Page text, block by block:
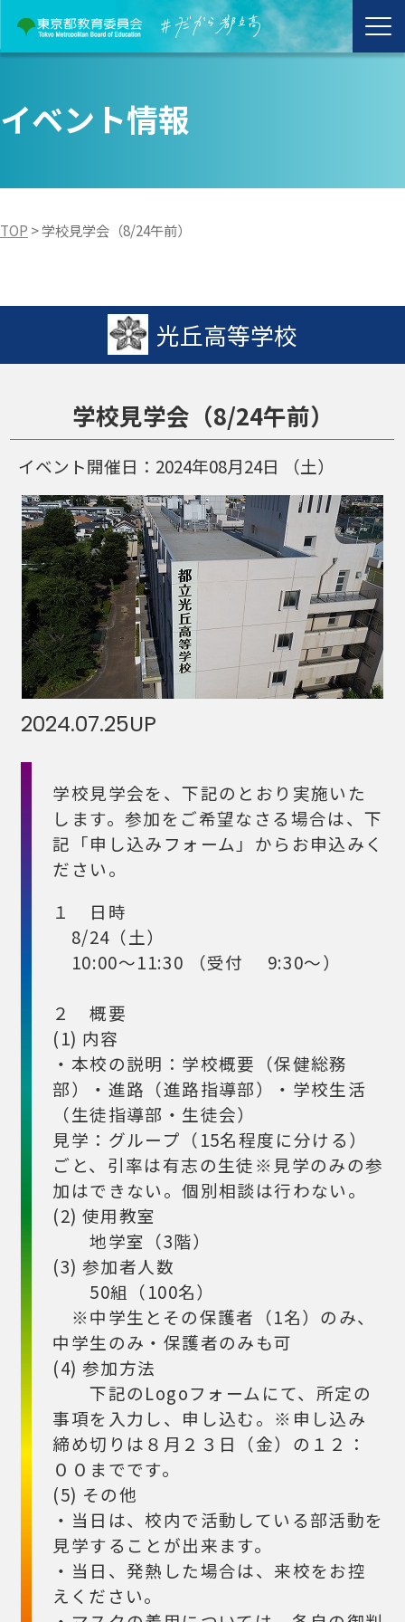
イベント情報
TOP >学校見学会（8/24午前）
光丘高等学校
学校見学会（8/24午前）
イベント開催日： 2024年08月24日 （土）
2024.07.25UP
学校見学会を、下記のとおり実施いた
します。参加をご希望なさる場合は、下
記「申し込みフォーム」からお申込みく
ださい。
１ 日時
8/24（土）
10:00～11:30 （受付 9:30～）
２ 概要
(1) 内容
・本校の説明：学校概要（保健総務
部）・進路（進路指導部）・学校生活
（生徒指導部・生徒会）
見学：グループ（15名程度に分ける）
ごと、引率は有志の生徒※見学のみの参
加はできない。個別相談は行わない。
(2) 使用教室
地学室（3階）
(3) 参加者人数
50組（100名）
※中学生とその保護者（1名）のみ、
中学生のみ・保護者のみも可
(4) 参加方法
下記のLogoフォームにて、所定の
事項を入力し、申し込む。※申し込み
締め切りは８月２３日（金）の１２：
００までです。
(5) その他
・当日は、校内で活動している部活動を
見学することが出来ます。
・当日、発熱した場合は、来校をお控
えください。